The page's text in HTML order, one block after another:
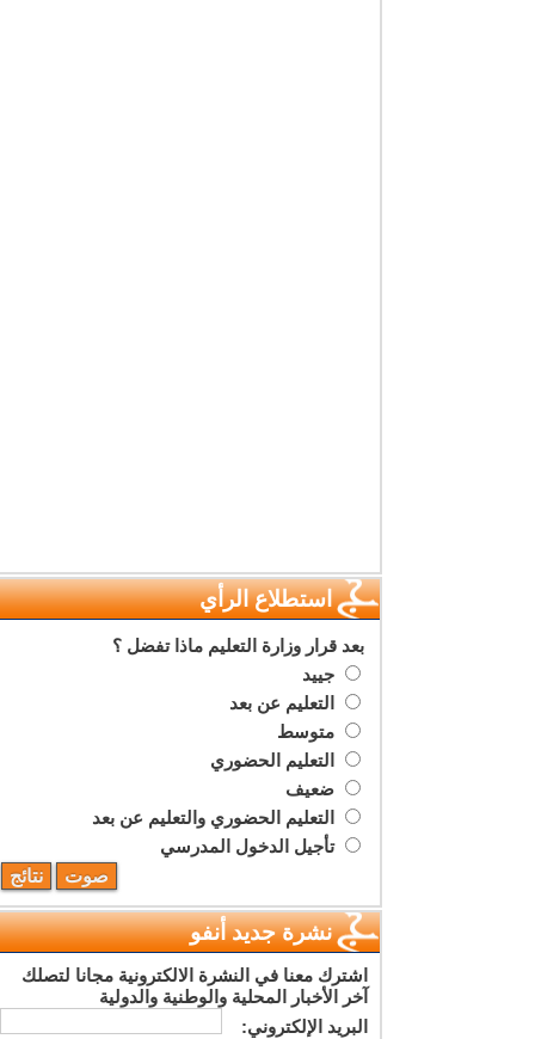
استطلاع الرأي
بعد قرار وزارة التعليم ماذا تفضل ؟
جييد
التعليم عن بعد
متوسط
التعليم الحضوري
ضعيف
التعليم الحضوري والتعليم عن بعد
تأجيل الدخول المدرسي
نشرة جديد أنفو
اشترك معنا في النشرة الالكترونية مجانا لتصلك
آخر الأخبار المحلية والوطنية والدولية
البريد اﻹلكتروني: